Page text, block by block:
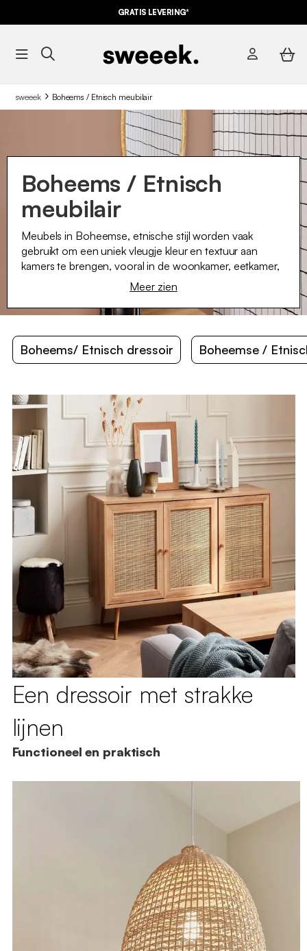
GRATIS LEVERING*
sweeek Boheems / Etnisch meubilair
Boheems / Etnisch
meubilair
Meubels in Boheemse, etnische stijl worden vaak
gebruikt om een uniek vleugje kleur en textuur aan
kamers te brengen, vooral in de woonkamer, eetkamer,
slaapkamer of badkamer. De stijl kan variëren van zeer
gedetailleerde stukken tot eenvoudigere ontwerpen,
waardoor ze perfect zijn voor elke ruimte. Of je nu op
subtielers en tijdloos, bohemien en etnische meubels
zullen zeker indruk maken in je huis.
Meer zien
Boheems/ Etnisch dressoir Boheemse /
Een dressoir met strakke
lijnen
Functioneel en praktisch